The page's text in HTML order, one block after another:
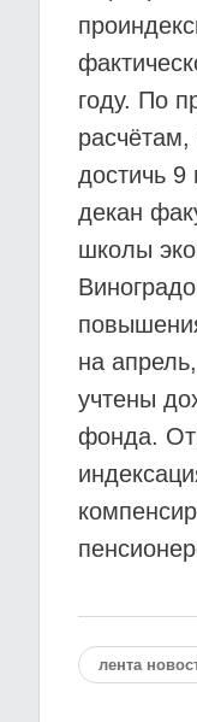
году. По
расчётам,
достичь
декан
школы
на
учтены
фонда.
лента